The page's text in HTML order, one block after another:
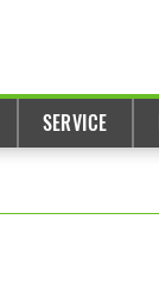
SERVICE